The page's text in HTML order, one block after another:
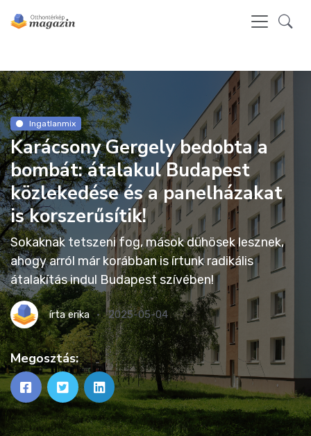
Ingatlanmix
Karácsony Gergely bedobta a
bombát: átalakul Budapest
közlekedése és a panelházakat
is korszerűsítik!
Sokaknak tetszeni fog, mások dühösek lesznek,
ahogy arról már korábban is írtunk radikális
átalakítás indul Budapest szívében!
írtaerika 2025-05-04
Megosztás: